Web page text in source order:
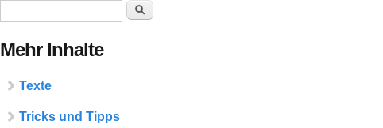
Suche
Mehr Inhalte
Texte
Tricks und Tipps